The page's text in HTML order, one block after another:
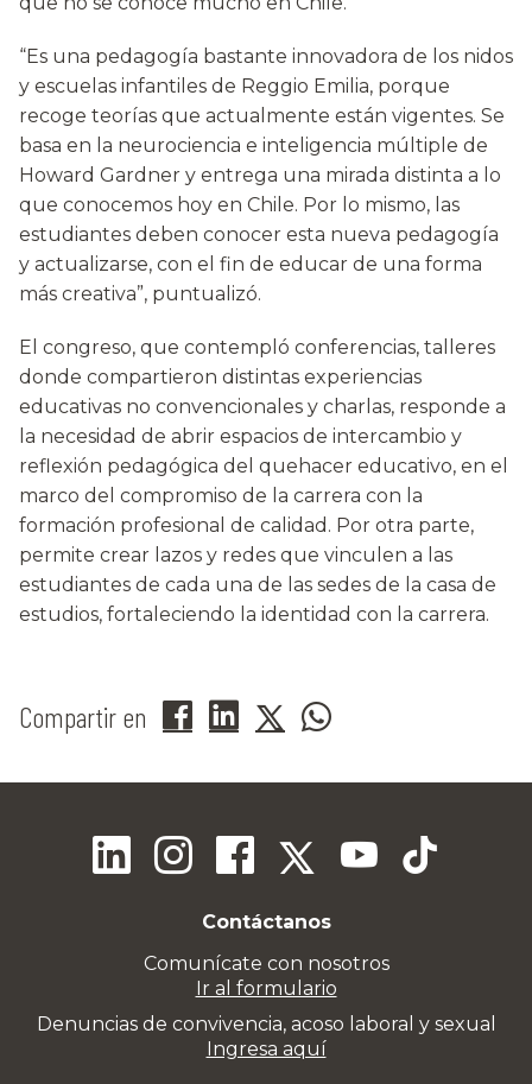
“Es una pedagogía bastante innovadora de los nidos
y escuelas infantiles de Reggio Emilia, porque
recoge teorías que actualmente están vigentes. Se
basa en la neurociencia e inteligencia múltiple de
Howard Gardner y entrega una mirada distinta a lo
que conocemos hoy en Chile. Por lo mismo, las
estudiantes deben conocer esta nueva pedagogía
y actualizarse, con el fin de educar de una forma
más creativa”, puntualizó.
El congreso, que contempló conferencias, talleres
donde compartieron distintas experiencias
educativas no convencionales y charlas, responde a
la necesidad de abrir espacios de intercambio y
reflexión pedagógica del quehacer educativo, en el
marco del compromiso de la carrera con la
formación profesional de calidad. Por otra parte,
permite crear lazos y redes que vinculen a las
estudiantes de cada una de las sedes de la casa de
estudios, fortaleciendo la identidad con la carrera.
Compartir en
Contáctanos
Comunícate con nosotros
Ir al formulario
Denuncias de convivencia, acoso laboral y sexual
Ingresa aquí